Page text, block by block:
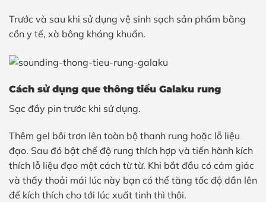
Trước và sau khi sử dụng vệ sinh sạch sản phẩm bằng
cồn y tế, xà bông kháng khuẩn.
Cách sử dụng que thông tiểu Galaku rung
Sạc đầy pin trước khi sử dụng.
Thêm gel bôi trơn lên toàn bộ thanh rung hoặc lỗ liệu
đạo. Sau đó bật chế độ rung thích hợp và tiến hành kích
thích lỗ liệu đạo một cách từ từ. Khi bắt đầu có cảm giác
và thấy thoải mái lúc này bạn có thể tăng tốc độ dần lên
để kích thích cho tới lúc xuất tinh thì thôi.